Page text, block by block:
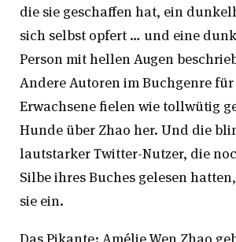
die sie geschaffen hat, ein
sich selbst opfert … und eine
Person mit hellen Augen
Andere Autoren im Buchgenre
Erwachsene fielen wie tollwütig
Hunde über Zhao her. Und die
lautstarker Twitter-Nutzer, die
Silbe ihres Buches gelesen
sie ein.
Das Pikante: Amélie Wen Zhao